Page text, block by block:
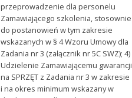
przeprowadzenie dla personelu
Zamawiającego szkolenia, stosownie
do postanowień w tym zakresie
wskazanych w § 4 Wzoru Umowy dla
Zadania nr 3 (załącznik nr 5C SWZ); 4)
Udzielenie Zamawiającemu gwarancji
na SPRZĘT z Zadania nr 3 w zakresie
i na okres minimum wskazany w